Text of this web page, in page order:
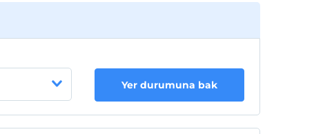
Yer durumuna bak